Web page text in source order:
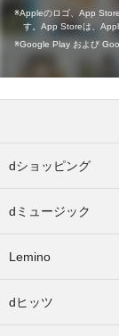
Appleのロゴ、App
す。App Storeは、
Google Play および
dショッピング
dミュージック
Lemino
dヒッツ